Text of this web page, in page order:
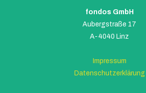
fondos GmbH
Aubergstraße 17
A-4040 Linz
Impressum
Datenschutzerklärung